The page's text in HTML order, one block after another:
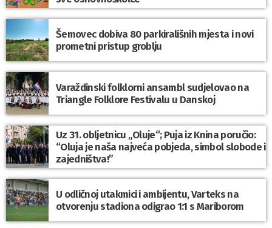
Šemovec dobiva 80 parkirališnih mjesta i novi
prometni pristup groblju
Varaždinski folklorni ansambl sudjelovao na
Triangle Folklore Festivalu u Danskoj
Uz 31. obljetnicu „Oluje“; Puja iz Knina poručio:
“Oluja je naša najveća pobjeda, simbol slobode i
zajedništva!”
U odličnoj utakmici i ambijentu, Varteks na
otvorenju stadiona odigrao 1:1 s Mariborom